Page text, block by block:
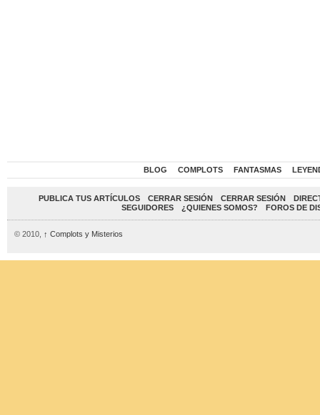
BLOG COMPLOTS FANTASMAS
PUBLICA TUS ARTÍCULOS CERRAR SESIÓN CERRAR SESIÓN
SEGUIDORES
¿QUIENES SOMOS? FOROS DE
© 2010, ↑ Complots y Misterios